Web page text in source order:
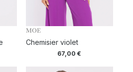
MOE
Chemisier violet
67,00€